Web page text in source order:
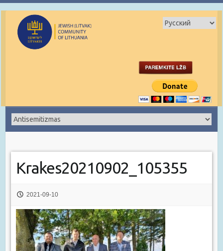
Krakes20210902_105355
2021-09-10